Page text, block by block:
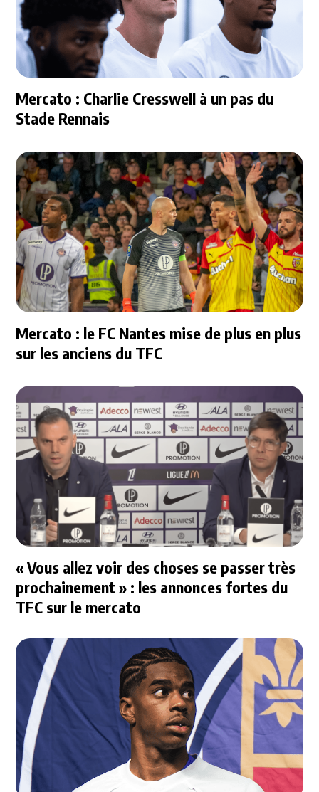
Mercato : Charlie Cresswell à un pas du
Stade Rennais
Mercato : le FC Nantes mise de plus en plus
sur les anciens du TFC
« Vous allez voir des choses se passer très
prochainement » : les annonces fortes du
TFC sur le mercato